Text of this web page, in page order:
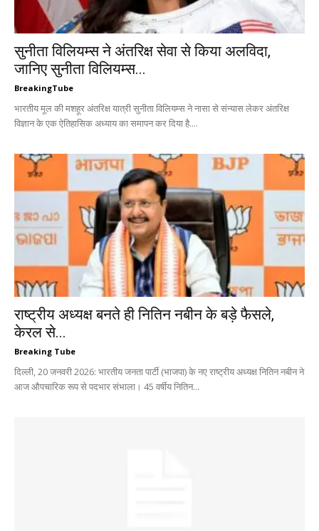
सुनीता विलियम्स ने अंतरिक्ष सेवा से किया अलविदा,
जानिए सुनीता विलियम्स...
BreakingTube
भारतीय मूल की मशहूर अंतरिक्ष यात्री सुनीता विलियम्स ने नासा से संन्यास लेकर अंतरिक्ष
विज्ञान के एक ऐतिहासिक अध्याय का समापन कर दिया है....
राष्ट्रीय अध्यक्ष बनते ही नितिन नबीन के बड़े फैसले,
केरल से...
Breaking Tube
दिल्ली, 20 जनवरी 2026: भारतीय जनता पार्टी (भाजपा) के नए राष्ट्रीय अध्यक्ष नितिन नबीन ने
आज औपचारिक रूप से पदभार संभाला। 45 वर्षीय नितिन...